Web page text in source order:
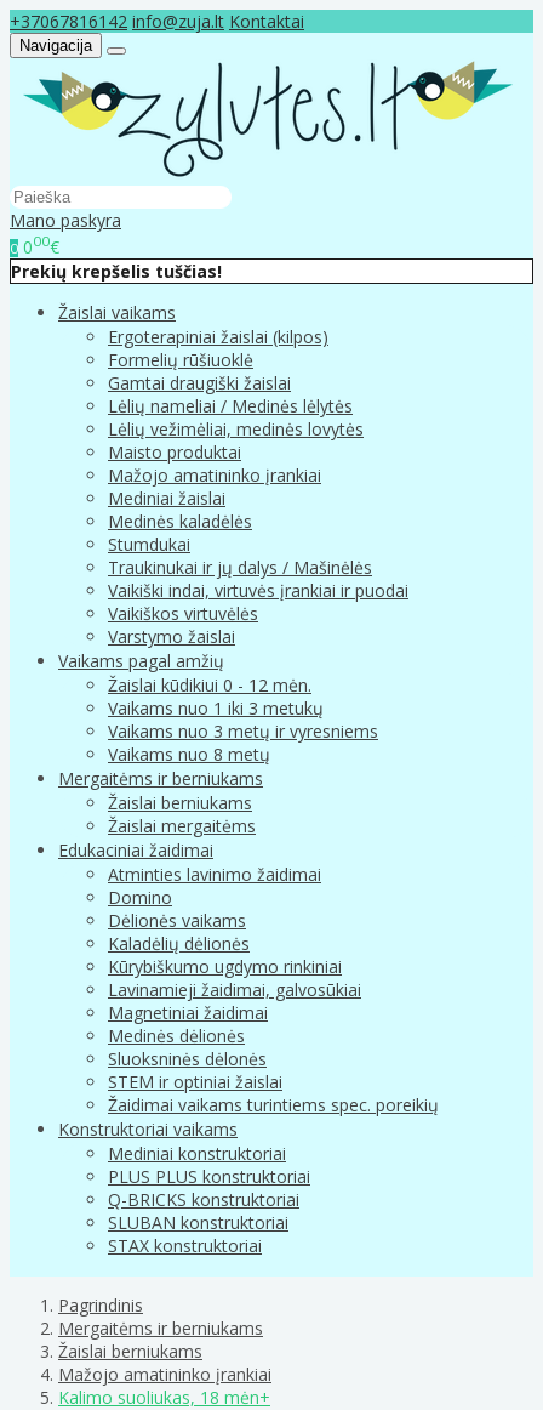
+37067816142 info@zuja.lt Kontaktai
Navigacija
Mano paskyra
0 000€
Prekių krepšelis tuščias!
Žaislai vaikams
Ergoterapiniai žaislai (kilpos)
Formelių rūšiuoklė
Gamtai draugiški žaislai
Lėlių nameliai / Medinės lėlytės
Lėlių vežimėliai, medinės lovytės
Maisto produktai
Mažojo amatininko įrankiai
Mediniai žaislai
Medinės kaladėlės
Stumdukai
Traukinukai ir jų dalys / Mašinėlės
Vaikiški indai, virtuvės įrankiai ir puodai
Vaikiškos virtuvėlės
Varstymo žaislai
Vaikams pagal amžių
Žaislai kūdikiui 0 - 12 mėn.
Vaikams nuo 1 iki 3 metukų
Vaikams nuo 3 metų ir vyresniems
Vaikams nuo 8 metų
Mergaitėms ir berniukams
Žaislai berniukams
Žaislai mergaitėms
Edukaciniai žaidimai
Atminties lavinimo žaidimai
Domino
Dėlionės vaikams
Kaladėlių dėlionės
Kūrybiškumo ugdymo rinkiniai
Lavinamieji žaidimai, galvosūkiai
Magnetiniai žaidimai
Medinės dėlionės
Sluoksninės dėlonės
STEM ir optiniai žaislai
Žaidimai vaikams turintiems spec. poreikių
Konstruktoriai vaikams
Mediniai konstruktoriai
PLUS PLUS konstruktoriai
Q-BRICKS konstruktoriai
SLUBAN konstruktoriai
STAX konstruktoriai
Pagrindinis
Mergaitėms ir berniukams
Žaislai berniukams
Mažojo amatininko įrankiai
Kalimo suoliukas, 18 mėn+